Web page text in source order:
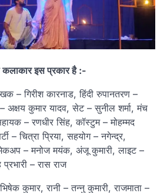
इस प्रकार है :-
– गिरीश कारनाड, हिंदी रुपानतरण –
अक्षय कुमार यादव, सेट – सुनील शर्मा, मंच
– रणधीर सिंह, कॉस्टुम – मोहम्मद
– चित्रा प्रिया, सहयोग – नगेन्द्र,
– मनोज मयंक, अंजू कुमारी, लाइट –
– रास राज
कुमार, रानी – तन्नु कुमारी, राजमाता –